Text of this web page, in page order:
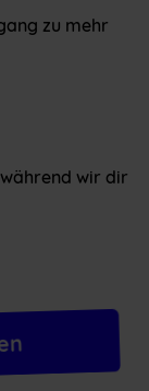
zu mehr
wir dir